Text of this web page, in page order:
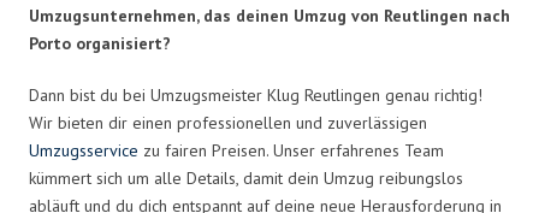
Umzugsunternehmen, das deinen Umzug von Reutlingen nach
Porto organisiert?
Dann bist du bei Umzugsmeister Klug Reutlingen genau richtig!
Wir bieten dir einen professionellen und zuverlässigen
Umzugsservice zu fairen Preisen. Unser erfahrenes Team
kümmert sich um alle Details, damit dein Umzug reibungslos
abläuft und du dich entspannt auf deine neue Herausforderung in